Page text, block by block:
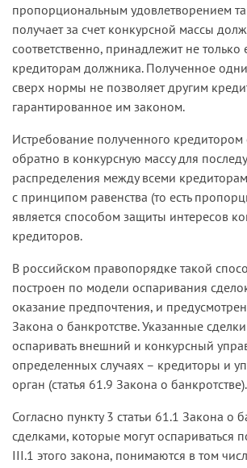
пропорциональным удовлетворением
получает за счет конкурсной массы
соответственно, принадлежит не только
кредиторам должника. Полученное
сверх нормы не позволяет другим
гарантированное им законом.
Истребование полученного
обратно в конкурсную массу для
распределения между всеми
с принципом равенства (то есть
является способом защиты интересов
кредиторов.
В российском правопорядке такой
построен по модели оспаривания
оказание предпочтения, и предусмотрен
Закона о банкротстве. Указанные
оспаривать внешний и конкурсный
определенных случаях – кредиторы и
орган (статья 61.9 Закона о банкротстве).
Согласно пункту 3 статьи 61.1 Закона о
сделками, которые могут оспариваться
III.1 этого закона, понимаются в том